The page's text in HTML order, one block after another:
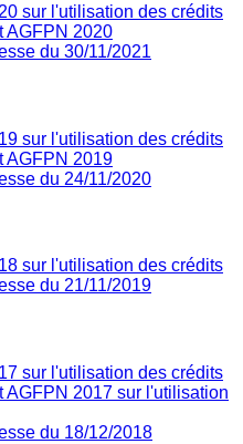
sur l'utilisation des crédits
AGFPN 2020
du 30/11/2021
sur l'utilisation des crédits
AGFPN 2019
du 24/11/2020
sur l'utilisation des crédits
du 21/11/2019
sur l'utilisation des crédits
AGFPN 2017 sur l'utilisation
du 18/12/2018